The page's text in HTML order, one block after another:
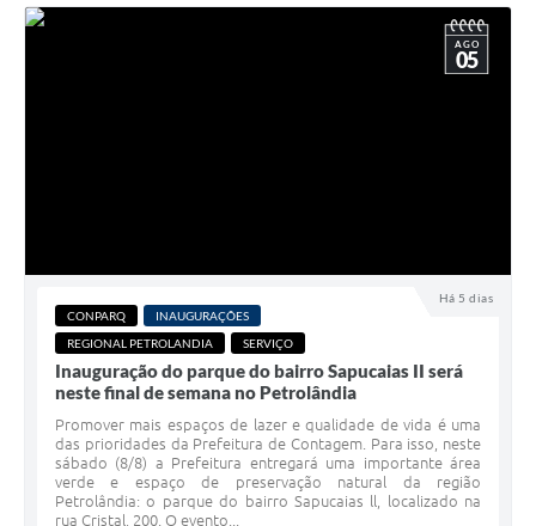
Há 5 dias
AGO
05
CONPARQ
INAUGURAÇÕES
REGIONAL PETROLANDIA
SERVIÇO
Inauguração do parque do bairro Sapucaias II será
neste final de semana no Petrolândia
Promover mais espaços de lazer e qualidade de vida é uma
das prioridades da Prefeitura de Contagem. Para isso, neste
sábado (8/8) a Prefeitura entregará uma importante área
verde e espaço de preservação natural da região
Petrolândia: o parque do bairro Sapucaias ll, localizado na
rua Cristal, 200. O evento...